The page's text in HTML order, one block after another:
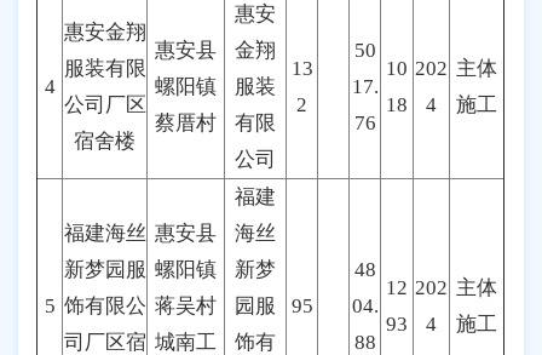
4
惠安金翔
服装有限
公司厂区
宿舍楼
惠安县
螺阳镇
蔡厝村
惠安
金翔
服装
有限
公司
13
2
50
17.
76
10
18
202
4
主体
施工
5
福建海丝
新梦园服
饰有限公
司厂区宿
惠安县
螺阳镇
蒋吴村
城南工
福建
海丝
新梦
园服
饰有
95
48
04.
88
12
93
202
4
主体
施工